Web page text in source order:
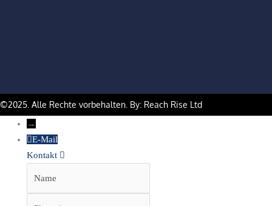
©2025. Alle Rechte vorbehalten. By: Reach Rise Ltd
→
E-Mail
Kontakt